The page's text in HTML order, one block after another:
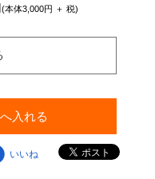
(本体3,000円 ＋ 税)
入れる
いいね